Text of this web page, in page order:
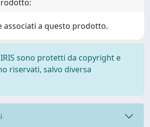
associati a questo prodotto.
sono protetti da copyright e
riservati, salvo diversa